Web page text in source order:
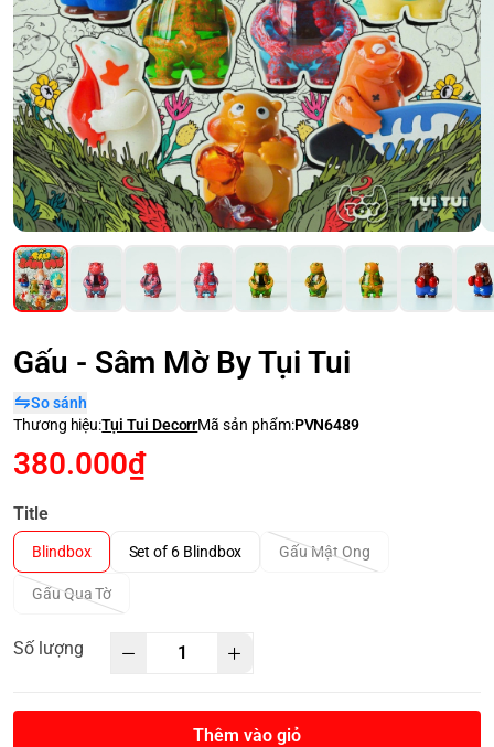
Gấu - Sâm Mờ By Tụi Tui
So sánh
Thương hiệu:Tụi Tui DecorrMã sản phẩm:PVN6489
380.000₫
Title
Blindbox Set of 6 Blindbox Gấu Mật Ong
Gấu Qua Tờ
Số lượng
Thêm vào giỏ